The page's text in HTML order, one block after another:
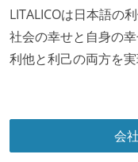
LITALICOは日本語の
社会の幸せと自身の
利他と利己の両方を
会